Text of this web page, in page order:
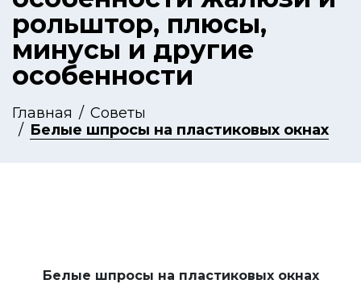
рольштор, плюсы,
минусы и другие
особенности
Главная
Советы
Белые шпросы на пластиковых окнах
Белые шпросы на пластиковых окнах